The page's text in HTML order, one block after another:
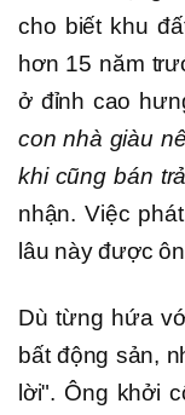
cho biết khu
hơn 15 năm
ở đỉnh cao
con nhà giàu
khi cũng bán
nhận. Việc
lâu này được
Dù từng hứa
bất động sản,
lời". Ông khởi